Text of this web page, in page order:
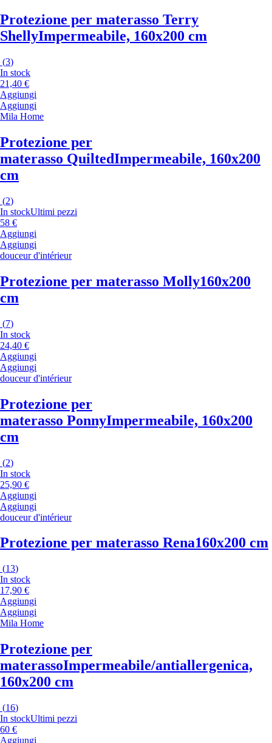
Protezione per materasso Terry
ShellyImpermeabile, 160x200 cm
(3)
In stock
21,40 €
Aggiungi
Aggiungi
Mila Home
Protezione per
materasso QuiltedImpermeabile, 160x200
cm
(2)
In stockUltimi pezzi
58 €
Aggiungi
Aggiungi
douceur d'intérieur
Protezione per materasso Molly160x200
cm
(7)
In stock
24,40 €
Aggiungi
Aggiungi
douceur d'intérieur
Protezione per
materasso PonnyImpermeabile, 160x200
cm
(2)
In stock
25,90 €
Aggiungi
Aggiungi
douceur d'intérieur
Protezione per materasso Rena160x200 cm
(13)
In stock
17,90 €
Aggiungi
Aggiungi
Mila Home
Protezione per
materassoImpermeabile/antiallergenica,
160x200 cm
(16)
In stockUltimi pezzi
60 €
Aggiungi